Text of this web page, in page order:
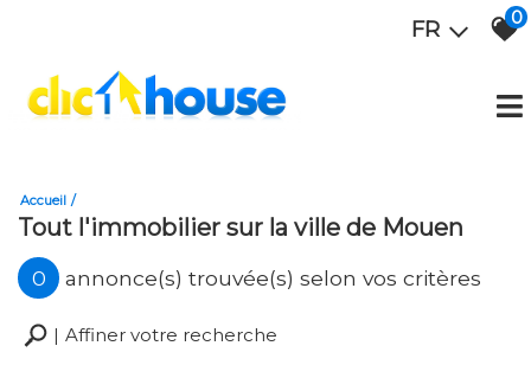
FR 0
Accueil
Tout l'immobilier sur la ville de Mouen
0 annonce(s) trouvée(s) selon vos critères
Affiner votre recherche